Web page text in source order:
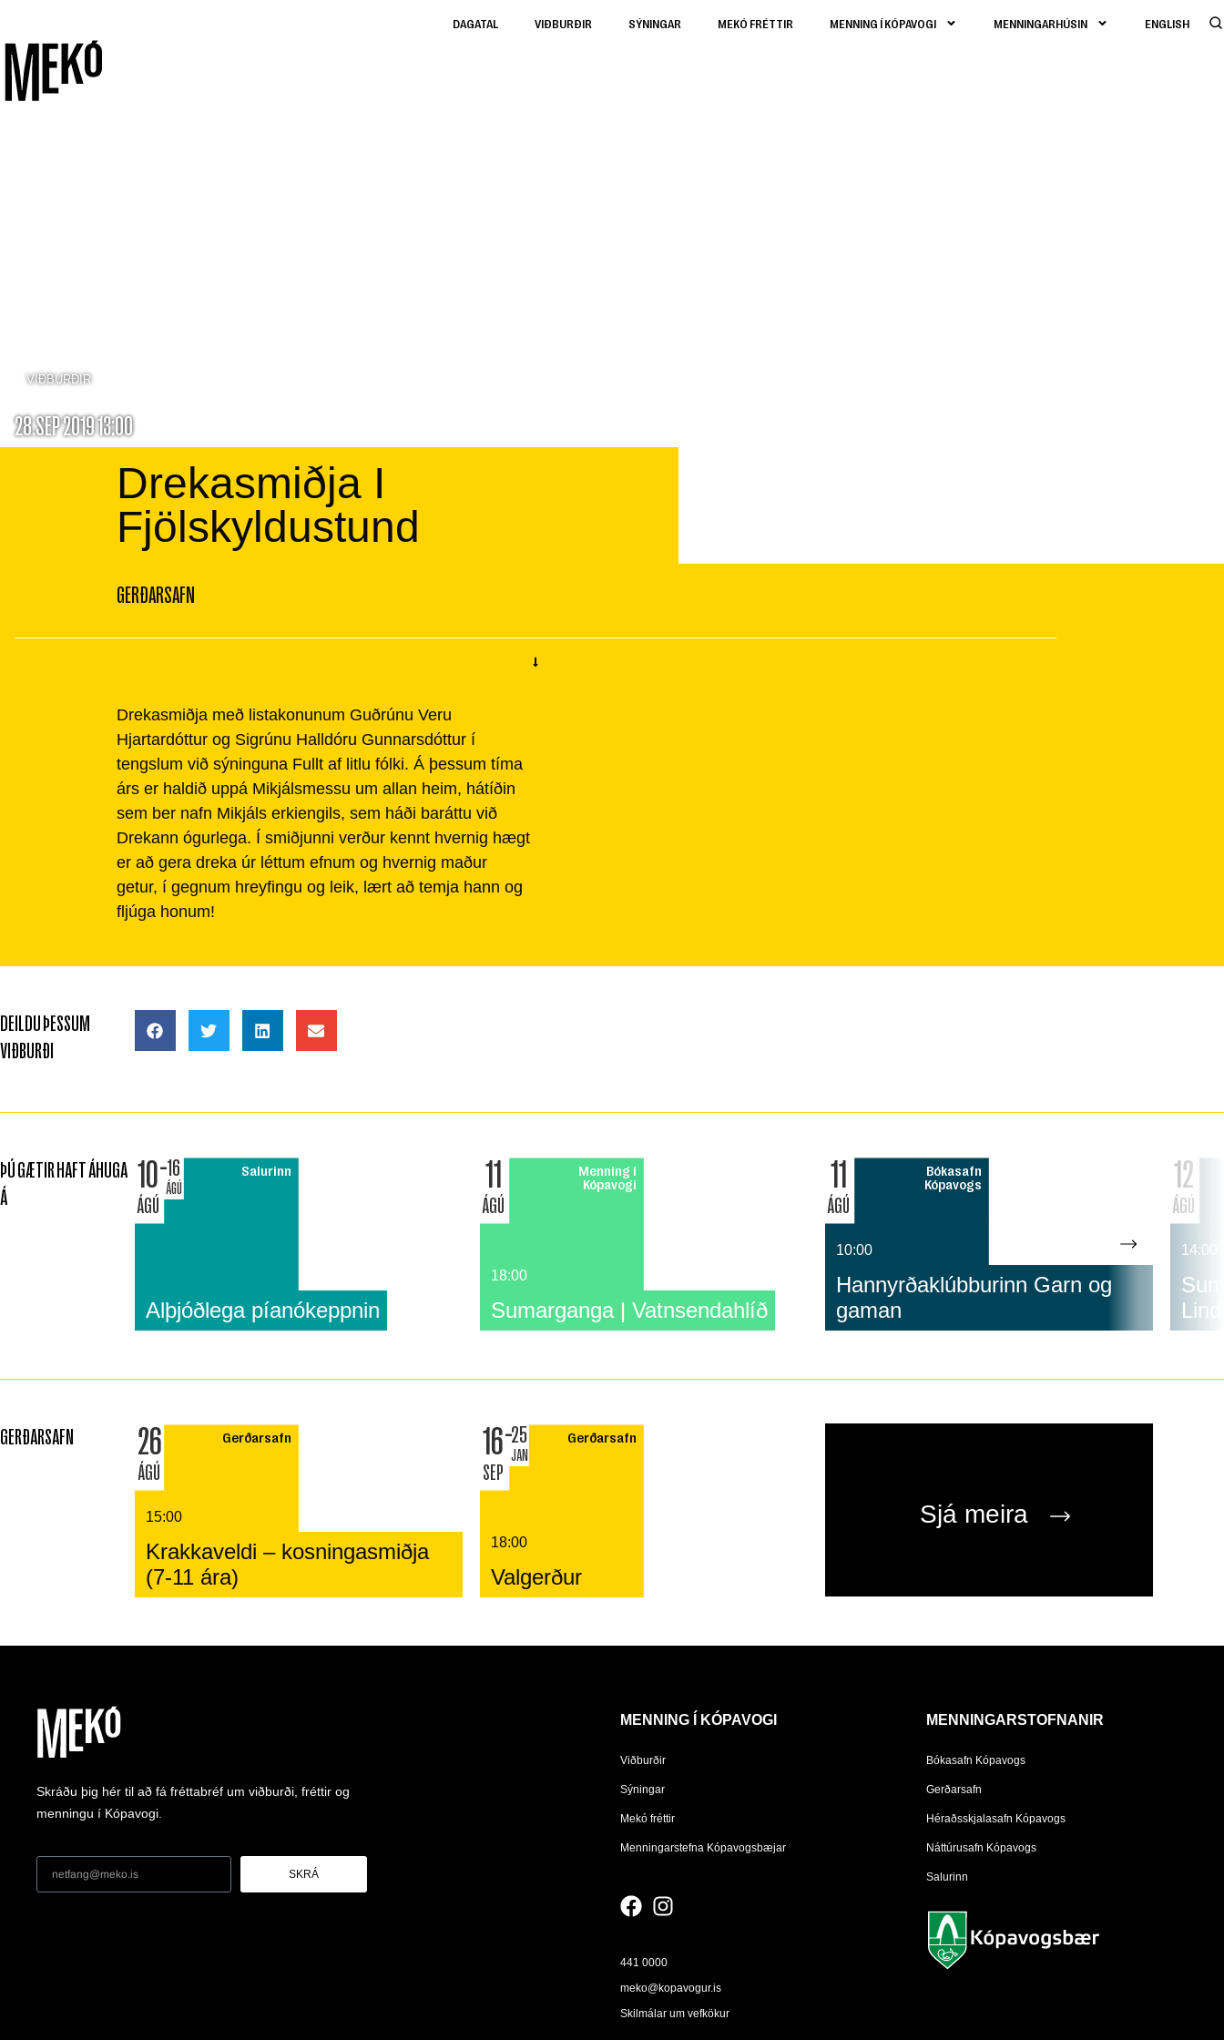
DAGATAL VIÐBURÐIR SÝNINGAR MEKÓ FRÉTTIR MENNING Í KÓPAVOGI MENNINGARHÚSIN ENGLISH
VIÐBURÐIR
28.SEP 2019 13:00
Drekasmiðja I
Fjölskyldustund
GERÐARSAFN
Drekasmiðja með listakonunum Guðrúnu Veru
Hjartardóttur og Sigrúnu Halldóru Gunnarsdóttur í
tengslum við sýninguna Fullt af litlu fólki. Á þessum tíma
árs er haldið uppá Mikjálsmessu um allan heim, hátíðin
sem ber nafn Mikjáls erkiengils, sem háði baráttu við
Drekann ógurlega. Í smiðjunni verður kennt hvernig hægt
er að gera dreka úr léttum efnum og hvernig maður
getur, í gegnum hreyfingu og leik, lært að temja hann og
fljúga honum!
DEILDU ÞESSUM
VIÐBURÐI
ÞÚ GÆTIR HAFT ÁHUGA
Á
10
ÁGÚ
16
ÁGÚ
Salurinn
Alþjóðlega píanókeppnin
11
ÁGÚ
Menning í
Kópavogi
18:00
Sumarganga | Vatnsendahlíð
11
ÁGÚ
Bókasafn
Kópavogs
10:00
Hannyrðaklúbburinn Garn og
gaman
12
ÁGÚ
14:00
GERÐARSAFN 26
ÁGÚ
Gerðarsafn
15:00
Krakkaveldi – kosningasmiðja
(7-11 ára)
16
SEP
25
JAN
Gerðarsafn
18:00
Valgerður
Sjá meira
Skráðu þig hér til að fá fréttabréf um viðburði, fréttir og
menningu í Kópavogi.
SKRÁ
MENNING Í KÓPAVOGI
Viðburðir
Sýningar
Mekó fréttir
Menningarstefna Kópavogsbæjar
441 0000
meko@kopavogur.is
Skilmálar um vefkökur
MENNINGARSTOFNANIR
Bókasafn Kópavogs
Gerðarsafn
Héraðsskjalasafn Kópavogs
Náttúrusafn Kópavogs
Salurinn